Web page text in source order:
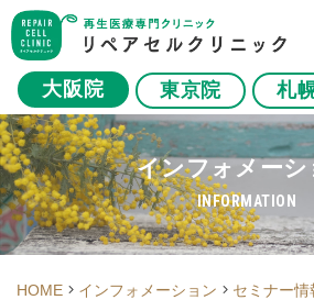
大阪院 東京院 札
インフォメーシ
INFORMATION
HOME インフォメーション セミナー情